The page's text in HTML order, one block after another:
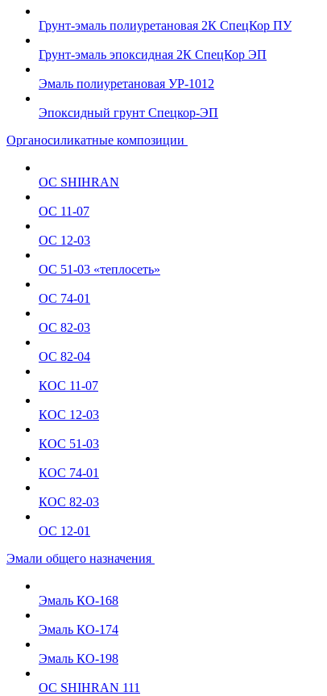
Грунт-эмаль полиуретановая 2К СпецКор ПУ
Грунт-эмаль эпоксидная 2К СпецКор ЭП
Эмаль полиуретановая УР-1012
Эпоксидный грунт Спецкор-ЭП
Органосиликатные композиции
ОС SHIHRAN
ОС 11-07
ОС 12-03
ОС 51-03 «теплосеть»
ОС 74-01
ОС 82-03
ОС 82-04
КОС 11-07
КОС 12-03
КОС 51-03
КОС 74-01
КОС 82-03
ОС 12-01
Эмали общего назначения
Эмаль КО-168
Эмаль КО-174
Эмаль КО-198
ОС SHIHRAN 111